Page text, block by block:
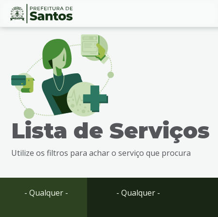
Ir
busca
Ir
Conteúdo
Lista de Serviços
Utilize os filtros para achar o serviço que procura
- Qualquer - - Qualquer -